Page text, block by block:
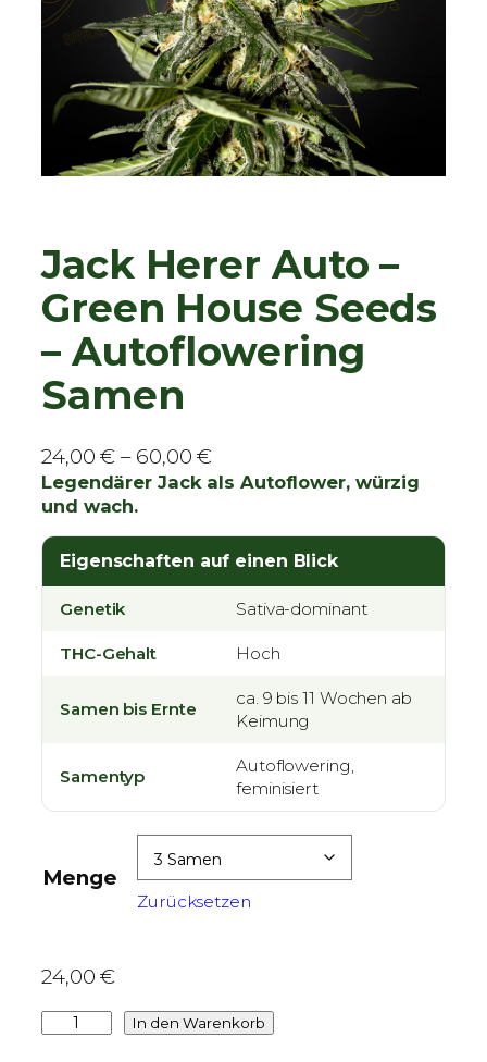
Jack Herer Auto –
Green House Seeds
– Autoflowering
Samen
24,00€ – 60,00€
r
i
s
s
4
,
0
0
s
Legendärer Jack als Autoflower, würzig
und wach.
Eigenschaften auf einen Blick
Genetik Sativa-dominant
THC-Gehalt Hoch
Samen bis Ernte
ca. 9 bis 11 Wochen ab
Keimung
Samentyp
Autoflowering,
feminisiert
Menge
Zurücksetzen
24,00€
In den Warenkorb